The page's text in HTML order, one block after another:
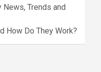
Trends and
How Do They Work?